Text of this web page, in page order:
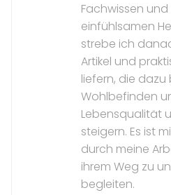
Fachwissen und
einfühlsamen
strebe ich
Artikel und
liefern, die
Wohlbefinden
Lebensqualität
steigern. Es ist
durch meine
ihrem Weg zu
begleiten.